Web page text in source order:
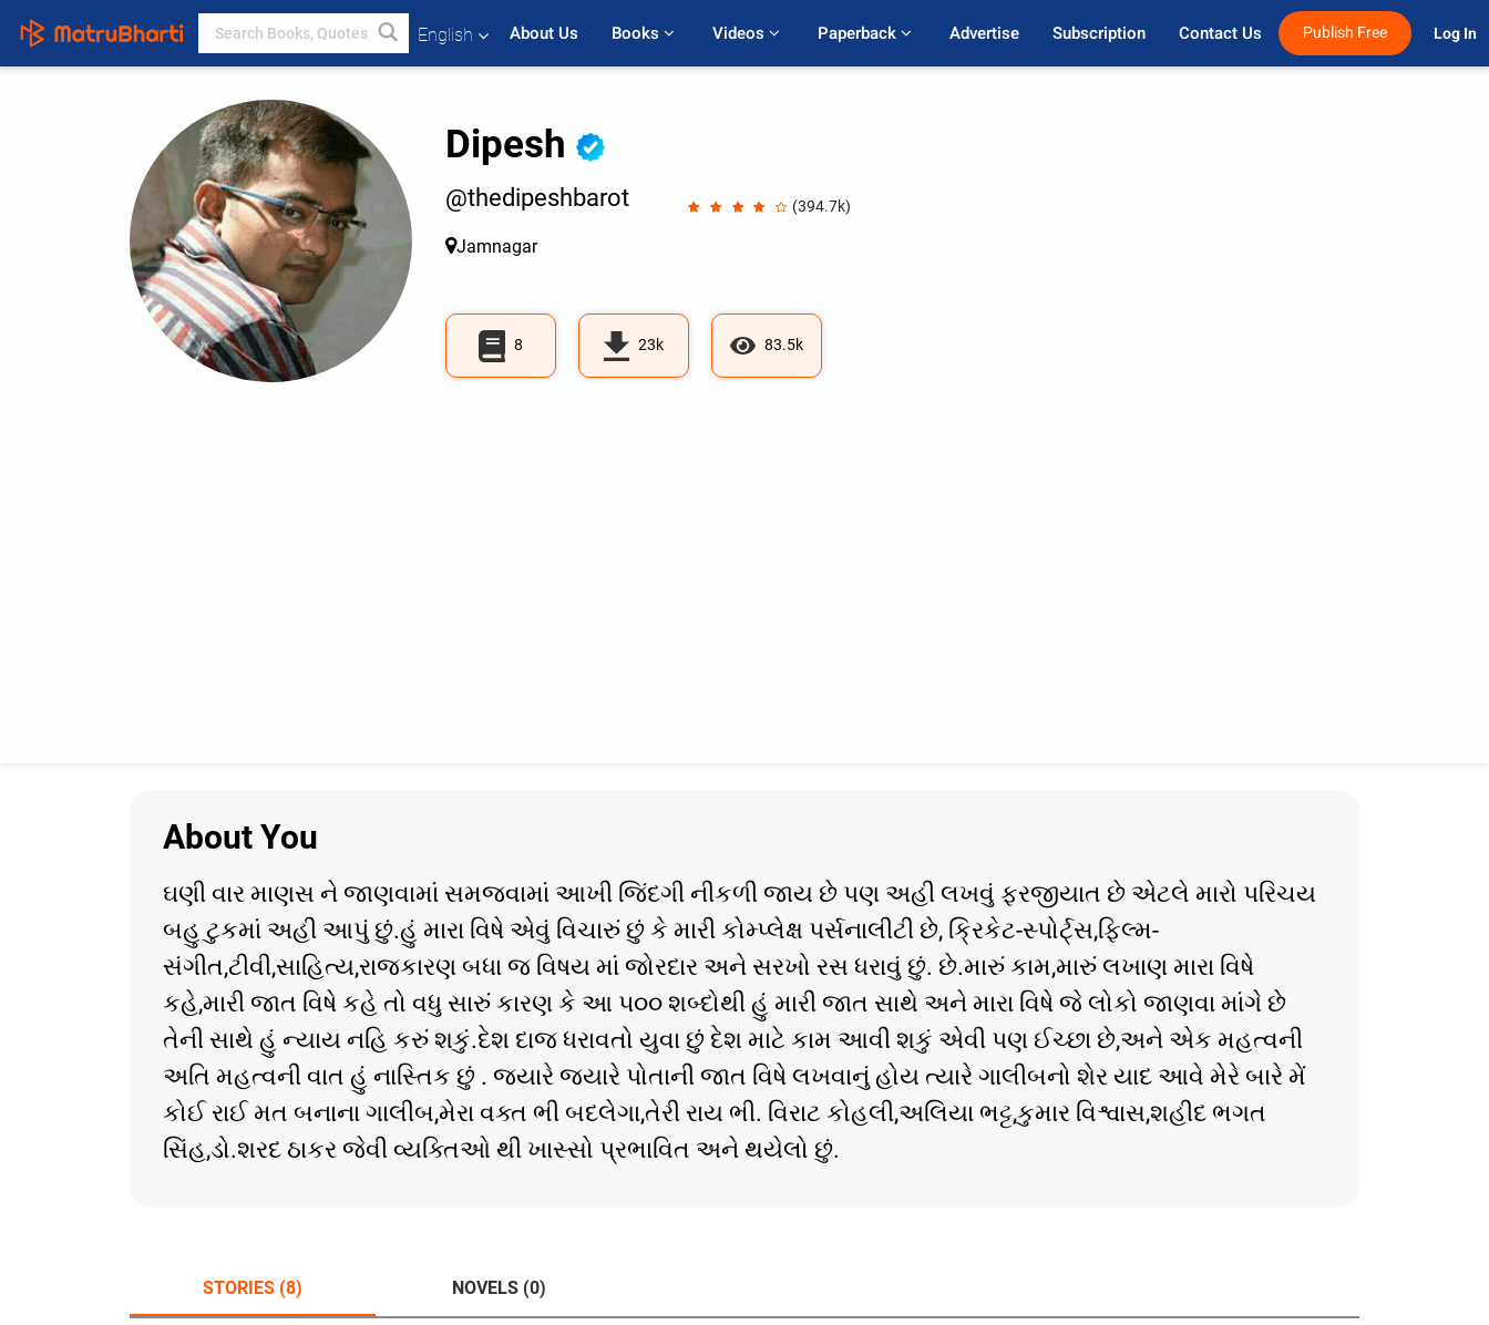
English About Us Books Videos Paperback Advertise Subscription Contact Us Publish Free Log In
Dipesh
@thedipeshbarot (394.7k)
Jamnagar
8 23k 83.5k
About You
ઘણી વાર માણસ ને જાણવામાં સમજવામાં આખી જિંદગી નીકળી જાય છે પણ અહી લખવું ફરજીયાત છે એટલે મારો પરિચય
બહુ ટુકમાં અહી આપું છું.હું મારા વિષે એવું વિચારું છું કે મારી કોમ્પ્લેક્ષ પર્સનાલીટી છે, ક્રિકેટ-સ્પોર્ટ્સ,ફિલ્મ-
સંગીત,ટીવી,સાહિત્ય,રાજકારણ બધા જ વિષય માં જોરદાર અને સરખો રસ ધરાવું છું. છે.મારું કામ,મારું લખાણ મારા વિષે
કહે,મારી જાત વિષે કહે તો વધુ સારું કારણ કે આ ૫૦૦ શબ્દોથી હું મારી જાત સાથે અને મારા વિષે જે લોકો જાણવા માંગે છે
તેની સાથે હું ન્યાય નહિ કરું શકું.દેશ દાજ ધરાવતો યુવા છું દેશ માટે કામ આવી શકું એવી પણ ઈચ્છા છે,અને એક મહત્વની
અતિ મહત્વની વાત હું નાસ્તિક છું . જયારે જયારે પોતાની જાત વિષે લખવાનું હોય ત્યારે ગાલીબનો શેર યાદ આવે મેરે બારે મેં
કોઈ રાઈ મત બનાના ગાલીબ,મેરા વક્ત ભી બદલેગા,તેરી રાય ભી. વિરાટ કોહલી,અલિયા ભટ્ટ,કુમાર વિશ્વાસ,શહીદ ભગત
સિંહ,ડો.શરદ ઠાકર જેવી વ્યક્તિઓ થી ખાસ્સો પ્રભાવિત અને થયેલો છું.
STORIES (8) NOVELS (0)